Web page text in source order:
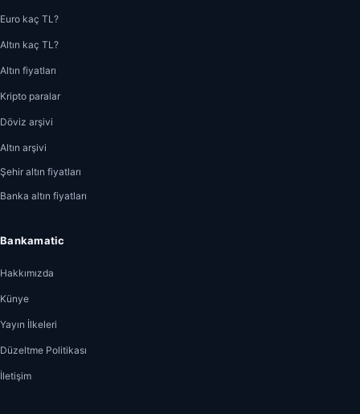
Euro kaç TL?
Altın kaç TL?
Altın fiyatları
Kripto paralar
Döviz arşivi
Altın arşivi
Şehir altın fiyatları
Banka altın fiyatları
Bankamatic
Hakkımızda
Künye
Yayın İlkeleri
Düzeltme Politikası
İletişim